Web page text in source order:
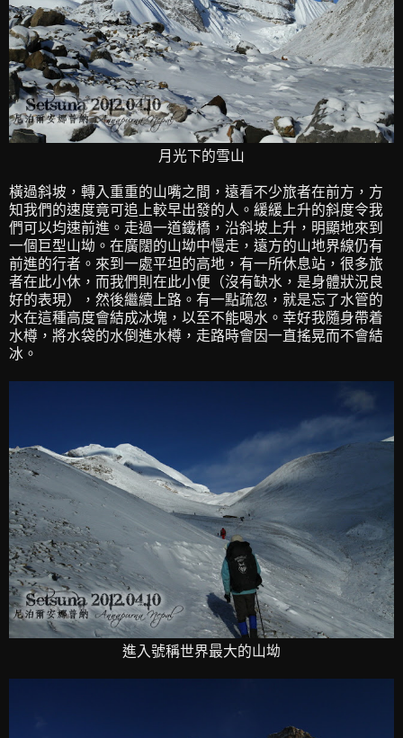
月光下的雪山
橫過斜坡，轉入重重的山嘴之間，遠看不少旅者在前方，方
知我們的速度竟可追上較早出發的人。緩緩上升的斜度令我
們可以均速前進。走過一道鐵橋，沿斜坡上升，明顯地來到
一個巨型山坳。在廣闊的山坳中慢走，遠方的山地界線仍有
前進的行者。來到一處平坦的高地，有一所休息站，很多旅
者在此小休，而我們則在此小便（沒有缺水，是身體狀況良
好的表現），然後繼續上路。有一點疏忽，就是忘了水管的
水在這種高度會結成冰塊，以至不能喝水。幸好我隨身帶着
水樽，將水袋的水倒進水樽，走路時會因一直搖晃而不會結
冰。
進入號稱世界最大的山坳